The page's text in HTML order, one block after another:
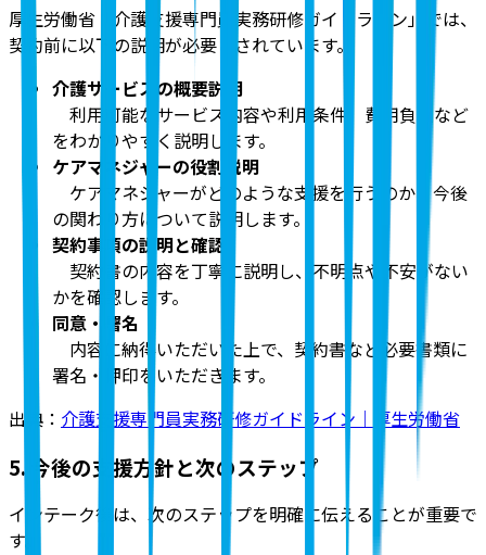
厚生労働省「介護支援専門員実務研修ガイドライン」では、
契約前に以下の説明が必要とされています。
介護サービスの概要説明
利用可能なサービス内容や利用条件、費用負担など
をわかりやすく説明します。
ケアマネジャーの役割説明
ケアマネジャーがどのような支援を行うのか、今後
の関わり方について説明します。
契約事項の説明と確認
契約書の内容を丁寧に説明し、不明点や不安がない
かを確認します。
同意・署名
内容に納得いただいた上で、契約書など必要書類に
署名・押印をいただきます。
出典： 介護支援専門員実務研修ガイドライン｜厚生労働省
5. 今後の支援方針と次のステップ
インテーク後は、次のステップを明確に伝えることが重要で
す。